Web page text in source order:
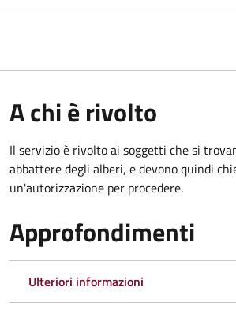
A chi è rivolto
Il servizio è rivolto ai soggetti che si
abbattere degli alberi, e devono quindi
un'autorizzazione per procedere.
Approfondimenti
Ulteriori informazioni